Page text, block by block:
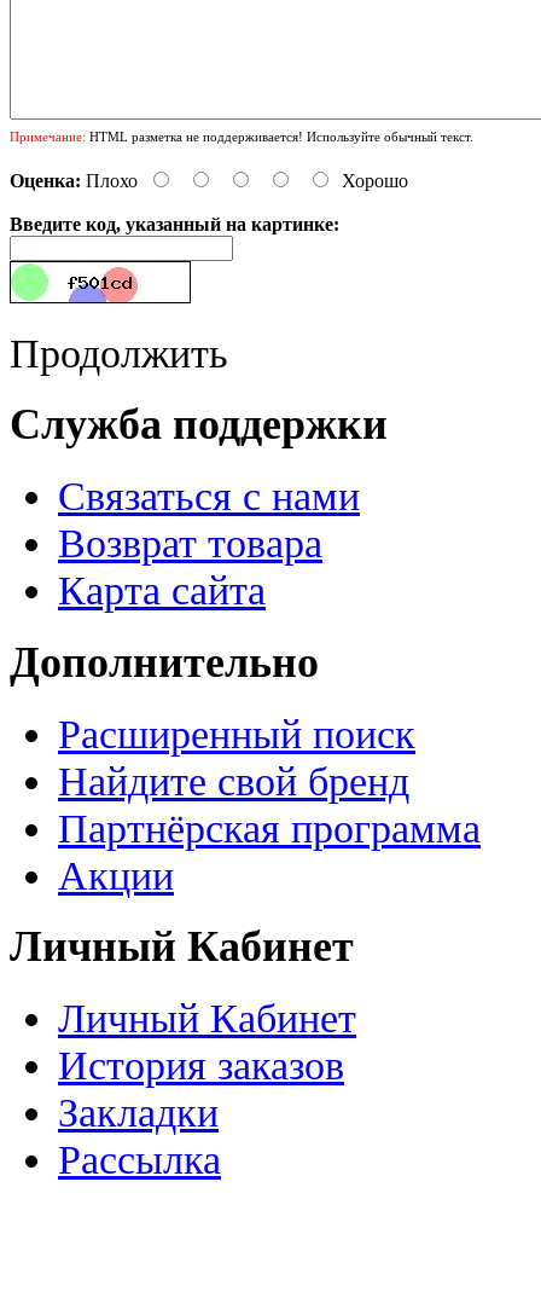
Примечание: HTML разметка не поддерживается! Используйте обычный текст.
Оценка: Плохо Хорошо
Введите код, указанный на картинке:
Продолжить
Служба поддержки
Связаться с нами
Возврат товара
Карта сайта
Дополнительно
Расширенный поиск
Найдите свой бренд
Партнёрская программа
Акции
Личный Кабинет
Личный Кабинет
История заказов
Закладки
Рассылка